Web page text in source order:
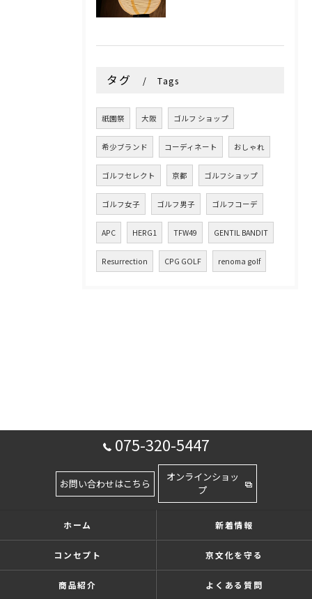
タグ Tags
祇園祭 大阪 ゴルフ ショップ
希少ブランド コーディネート おしゃれ
ゴルフセレクト 京都 ゴルフショップ
ゴルフ女子 ゴルフ男子 ゴルフコーデ
APC HERG1 TFW49 GENTIL BANDIT
Resurrection CPG GOLF renoma golf
075-320-5447
お問い合わせはこちら
オンラインショッ
プ
ホーム 新着情報
コンセプト 京文化を守る
商品紹介 よくある質問